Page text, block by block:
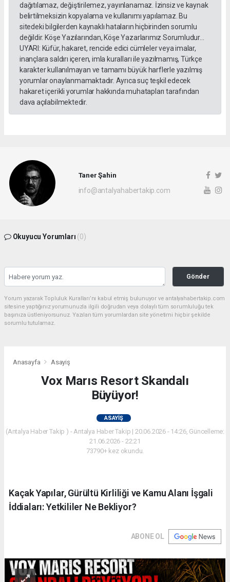
dağıtılamaz, değiştirilemez, yayınlanamaz. İzinsiz ve kaynak
belirtilmeksizin kopyalama ve kullanımı yapılamaz. Bu
sitedeki bilgilerden kaynaklı hataların hiçbirinden sorumlu
değildir. Köşe Yazılarından, Köşe Yazarlarımız Sorumludur...
UYARI: Küfür, hakaret, rencide edici cümleler veya imalar,
inançlara saldırı içeren, imla kuralları ile yazılmamış, Türkçe
karakter kullanılmayan ve tamamı büyük harflerle yazılmış
yorumlar onaylanmamaktadır. Ayrıca suç teşkil edecek
hakaret içerikli yorumlar hakkında muhatapları tarafından
dava açılabilmektedir.
Taner Şahin
info@antalyahabertakip.com
Okuyucu Yorumları (0)
Gönder
Yorum yazarak Topluluk Kuralları’nı kabul etmiş bulunuyor ve antalyahabertakip.com
sitesine yaptığınız yorumunuzla ilgili doğrudan veya dolaylı tüm sorumluluğu tek
başınıza üstleniyorsunuz. Yazılan tüm yorumlardan site yönetimi hiçbir şekilde
sorumlu tutulamaz.
Anasayfa Asayiş
Vox Marıs Resort Skandalı
Büyüyor!
ASAYIŞ
(Antalya Haber Takip ) - Antalya Haber Takip | 20.06.2026 - 14:26, Güncelleme:
21.06.2026 - 22:21
73790+ kez okundu.
Kaçak Yapılar, Gürültü Kirliliği ve Kamu Alanı İşgali
İddiaları: Yetkililer Ne Bekliyor?
ABONE OL